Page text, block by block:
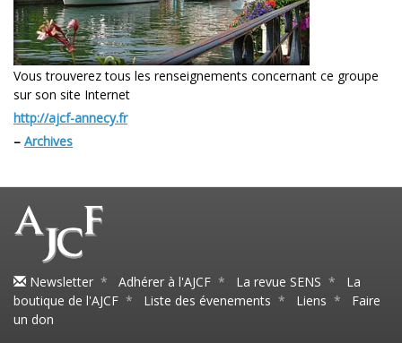
Vous trouverez tous les renseignements concernant ce groupe
sur son site Internet
http://ajcf-annecy.fr
– Archives
Newsletter * Adhérer à l'AJCF * La revue SENS * La
boutique de l'AJCF * Liste des évenements * Liens * Faire
un don